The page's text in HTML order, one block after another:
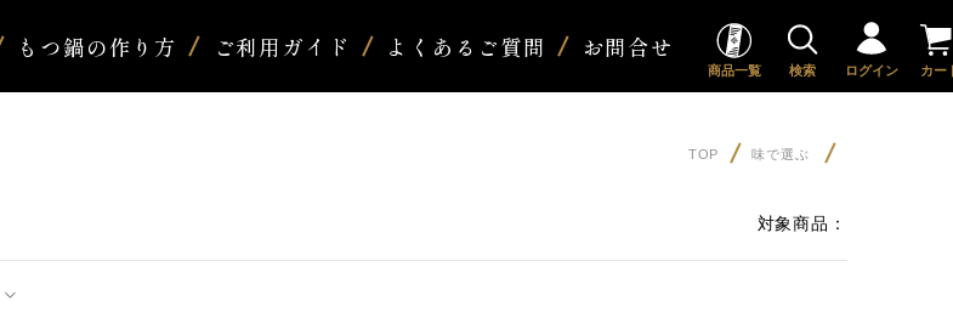
もつ鍋の作り方 ご利用ガイド よくあるご質問 お問合せ
商品一覧 検索 ログイン カー
TOP 味で選ぶ
対象商品：